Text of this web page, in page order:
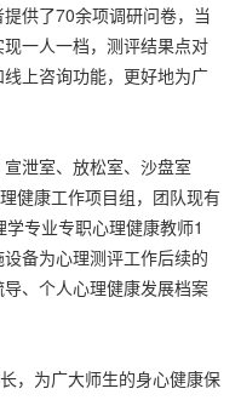
供了70余项调研问卷，当
一人一档，测评结果点对
上咨询功能，更好地为广
泄室、放松室、沙盘室
健康工作项目组，团队现有
专业专职心理健康教师1
备为心理测评工作后续的
、个人心理健康发展档案
，为广大师生的身心健康保